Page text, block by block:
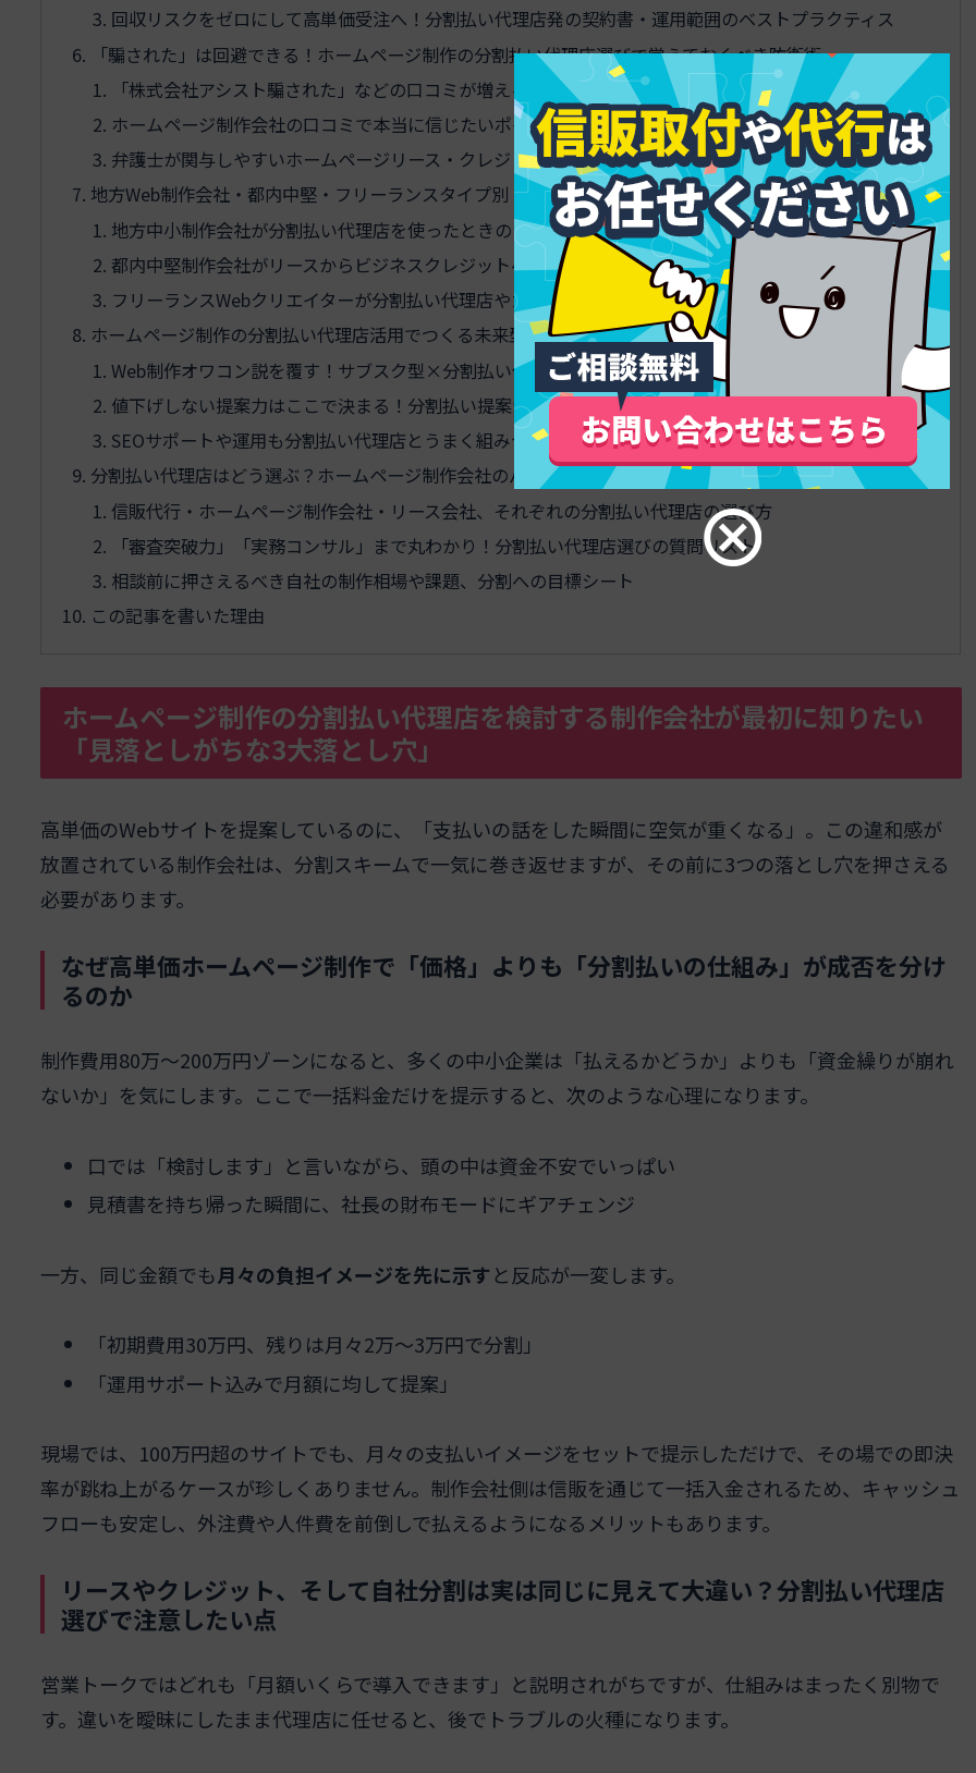
回収リスクをゼロにして高単価受注へ！分割払い代理店発の契約書・運用範囲のベストプラクティス
「騙された」は回避できる！ホームページ制作の分割払い代理店選びで覚えておくべき防衛術
「株式会社アシスト騙された」などの口コミが増える理由と悪質代理店の共通点
ホームページ制作会社の口コミで本当に信じたいポイントと分割払い代理店選びで使える秘訣
弁護士が関与しやすいホームページリース・クレジット契約の落とし穴ランキング
地方Web制作会社・都内中堅・フリーランスタイプ別・ホームページ制作と分割払い代理店の最適戦略
地方中小制作会社が分割払い代理店を使ったときのキャッシュフローと回収の設計術
都内中堅制作会社がリースからビジネスクレジットへのシフトで気を付ける社内体制
フリーランスWebクリエイターが分割払い代理店やカード決済をうまく使うコツ
ホームページ制作の分割払い代理店活用でつくる未来型Web事業とストック型収益への道
Web制作オワコン説を覆す！サブスク型×分割払い代理店の収益モデル最前線
値下げしない提案力はここで決まる！分割払い提案が単価維持の最強カードになる理由
SEOサポートや運用も分割払い代理店とうまく組み合わせる実践テク
分割払い代理店はどう選ぶ？ホームページ制作会社のパートナー選定と相談前にやるべき準備
信販代行・ホームページ制作会社・リース会社、それぞれの分割払い代理店の選び方
「審査突破力」「実務コンサル」まで丸わかり！分割払い代理店選びの質問リスト
相談前に押さえるべき自社の制作相場や課題、分割への目標シート
この記事を書いた理由
ホームページ制作の分割払い代理店を検討する制作会社が最初に知りたい
「見落としがちな3大落とし穴」
高単価のWebサイトを提案しているのに、「支払いの話をした瞬間に空気が重くなる」。この違和感が
放置されている制作会社は、分割スキームで一気に巻き返せますが、その前に3つの落とし穴を押さえる
必要があります。
なぜ高単価ホームページ制作で「価格」よりも「分割払いの仕組み」が成否を分け
るのか
制作費用80万〜200万円ゾーンになると、多くの中小企業は「払えるかどうか」よりも「資金繰りが崩れ
ないか」を気にします。ここで一括料金だけを提示すると、次のような心理になります。
口では「検討します」と言いながら、頭の中は資金不安でいっぱい
見積書を持ち帰った瞬間に、社長の財布モードにギアチェンジ
一方、同じ金額でも月々の負担イメージを先に示す と反応が一変します。
「初期費用30万円、残りは月々2万〜3万円で分割」
「運用サポート込みで月額に均して提案」
現場では、100万円超のサイトでも、月々の支払いイメージをセットで提示しただけで、その場での即決
率が跳ね上がるケースが珍しくありません。制作会社側は信販を通じて一括入金されるため、キャッシュ
フローも安定し、外注費や人件費を前倒しで払えるようになるメリットもあります。
リースやクレジット、そして自社分割は実は同じに見えて大違い？分割払い代理店
選びで注意したい点
営業トークではどれも「月額いくらで導入できます」と説明されがちですが、仕組みはまったく別物で
す。違いを曖昧にしたまま代理店に任せると、後でトラブルの火種になります。